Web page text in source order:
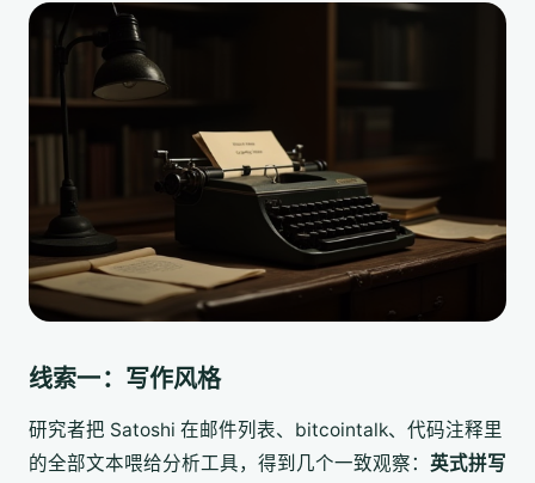
线索一：写作风格
研究者把 Satoshi 在邮件列表、bitcointalk、代码注释里
的全部文本喂给分析工具，得到几个一致观察： 英式拼写